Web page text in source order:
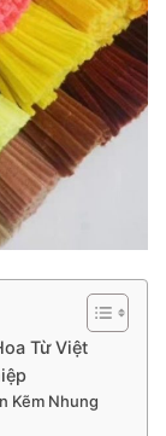
Từ Việt
Kẽm Nhung